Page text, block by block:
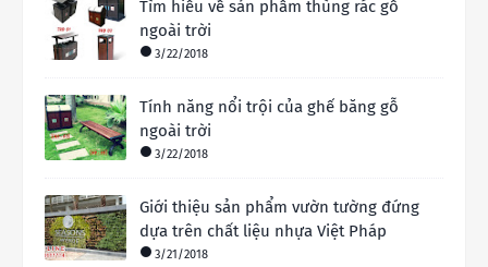
Tìm hiểu về sản phẩm thùng rác gỗ
ngoài trời
3/22/2018
Tính năng nổi trội của ghế băng gỗ
ngoài trời
3/22/2018
Giới thiệu sản phẩm vườn tường đứng
dựa trên chất liệu nhựa Việt Pháp
3/21/2018